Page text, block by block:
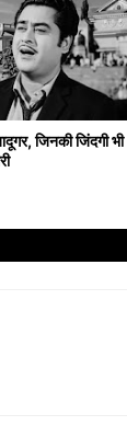
जिनकी जिंदगी भी